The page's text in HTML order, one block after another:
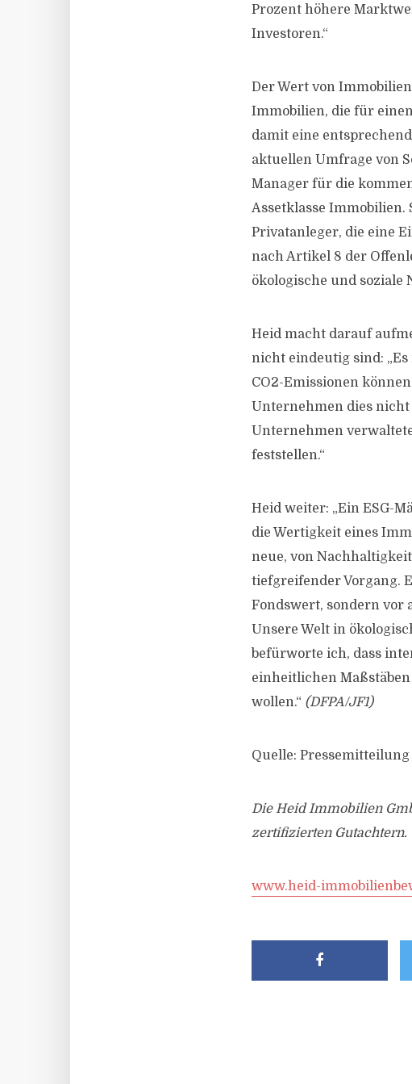
Prozent höhere
Investoren.“
Der Wert von
Immobilien, die für
damit eine
aktuellen Umfrage von
Manager für die
Assetklasse Immobilien.
Privatanleger, die eine
nach Artikel 8 der
ökologische und
Heid macht darauf
nicht eindeutig sind:
CO2-Emissionen
Unternehmen dies
Unternehmen
feststellen.“
Heid weiter: „Ein ESG-
die Wertigkeit eines
neue, von
tiefgreifender Vorgang.
Fondswert, sondern vor
Unsere Welt in
befürworte ich, dass
einheitlichen Maßstäben
wollen.“ (DFPA/JF1)
Quelle:
Die Heid Immobilien
zertifizierten Gutachtern.
www.heid-